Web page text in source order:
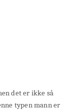
det er ikke så
typen mann er